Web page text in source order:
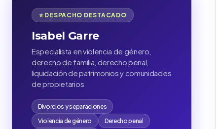
⭐ DESPACHO DESTACADO
Isabel Garre
Especialista en violencia de género,
derecho de familia, derecho penal,
liquidación de patrimonios y comunidades
de propietarios
Divorcios y separaciones
Violencia de género
Derecho penal